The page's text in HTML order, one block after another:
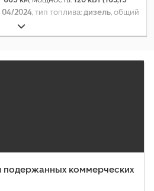
04/2024, тип топлива:дизель, общий
, тип передачи:
мест:3, Оборудование:
электронная программа
коммерческих